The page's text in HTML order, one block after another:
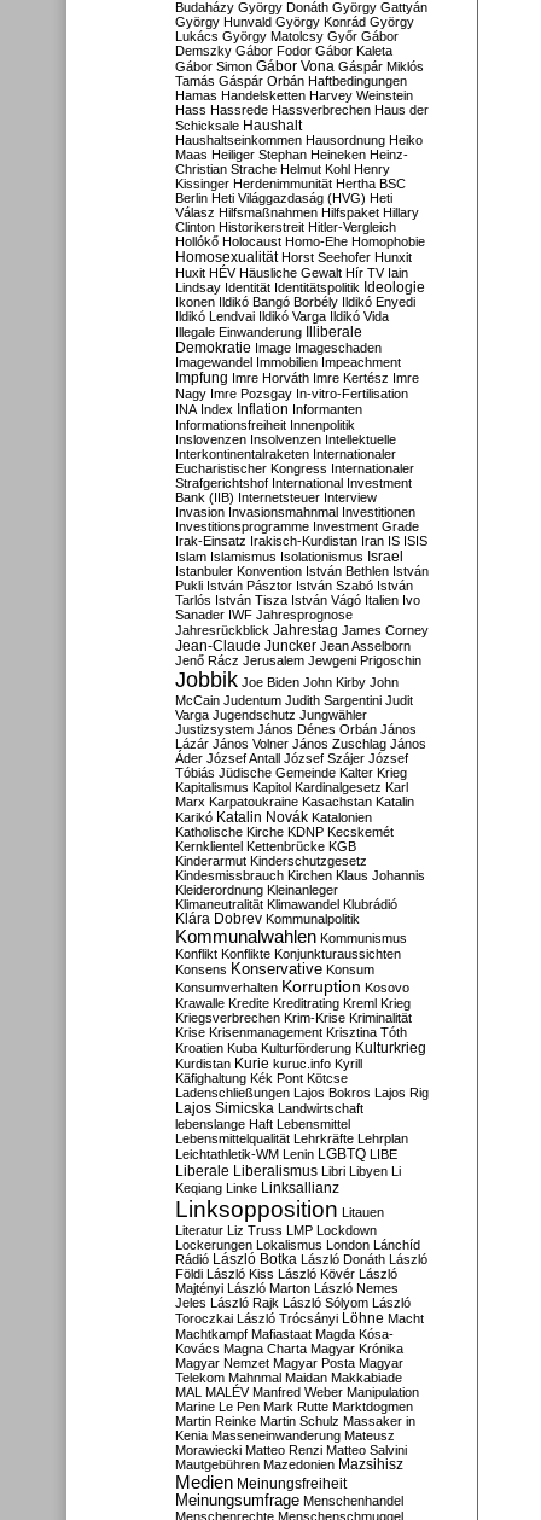
Budaházy György Donáth György Gattyán
György Hunvald György Konrád György
Lukács György Matolcsy Győr Gábor
Demszky Gábor Fodor Gábor Kaleta
Gábor Simon Gábor Vona Gáspár Miklós
Tamás Gáspár Orbán Haftbedingungen
Hamas Handelsketten Harvey Weinstein
Hass Hassrede Hassverbrechen Haus der
Schicksale Haushalt
Haushaltseinkommen Hausordnung Heiko
Maas Heiliger Stephan Heineken Heinz-
Christian Strache Helmut Kohl Henry
Kissinger Herdenimmunität Hertha BSC
Berlin Heti Világgazdaság (HVG) Heti
Válasz Hilfsmaßnahmen Hilfspaket Hillary
Clinton Historikerstreit Hitler-Vergleich
Hollókő Holocaust Homo-Ehe Homophobie
Homosexualität Horst Seehofer Hunxit
Huxit HÉV Häusliche Gewalt Hír TV Iain
Lindsay Identität Identitätspolitik Ideologie
Ikonen Ildikó Bangó Borbély Ildikó Enyedi
Ildikó Lendvai Ildikó Varga Ildikó Vida
Illegale Einwanderung Illiberale
Demokratie Image Imageschaden
Imagewandel Immobilien Impeachment
Impfung Imre Horváth Imre Kertész Imre
Nagy Imre Pozsgay In-vitro-Fertilisation
INA Index Inflation Informanten
Informationsfreiheit Innenpolitik
Inslovenzen Insolvenzen Intellektuelle
Interkontinentalraketen Internationaler
Eucharistischer Kongress Internationaler
Strafgerichtshof International Investment
Bank (IIB) Internetsteuer Interview
Invasion Invasionsmahnmal Investitionen
Investitionsprogramme Investment Grade
Irak-Einsatz Irakisch-Kurdistan Iran IS ISIS
Islam Islamismus Isolationismus Israel
Istanbuler Konvention István Bethlen István
Pukli István Pásztor István Szabó István
Tarlós István Tisza István Vágó Italien Ivo
Sanader IWF Jahresprognose
Jahresrückblick Jahrestag James Corney
Jean-Claude Juncker Jean Asselborn
Jenő Rácz Jerusalem Jewgeni Prigoschin
Jobbik Joe Biden John Kirby John
McCain Judentum Judith Sargentini Judit
Varga Jugendschutz Jungwähler
Justizsystem János Dénes Orbán János
Lázár János Volner János Zuschlag János
Áder József Antall József Szájer József
Tóbiás Jüdische Gemeinde Kalter Krieg
Kapitalismus Kapitol Kardinalgesetz Karl
Marx Karpatoukraine Kasachstan Katalin
Karikó Katalin Novák Katalonien
Katholische Kirche KDNP Kecskemét
Kernklientel Kettenbrücke KGB
Kinderarmut Kinderschutzgesetz
Kindesmissbrauch Kirchen Klaus Johannis
Kleiderordnung Kleinanleger
Klimaneutralität Klimawandel Klubrádió
Klára Dobrev Kommunalpolitik
Kommunalwahlen Kommunismus
Konflikt Konflikte Konjunkturaussichten
Konsens Konservative Konsum
Konsumverhalten Korruption Kosovo
Krawalle Kredite Kreditrating Kreml Krieg
Kriegsverbrechen Krim-Krise Kriminalität
Krise Krisenmanagement Krisztina Tóth
Kroatien Kuba Kulturförderung Kulturkrieg
Kurdistan Kurie kuruc.info Kyrill
Käfighaltung Kék Pont Kötcse
Ladenschließungen Lajos Bokros Lajos Rig
Lajos Simicska Landwirtschaft
lebenslange Haft Lebensmittel
Lebensmittelqualität Lehrkräfte Lehrplan
Leichtathletik-WM Lenin LGBTQ LIBE
Liberale Liberalismus Libri Libyen Li
Keqiang Linke Linksallianz
Linksopposition Litauen
Literatur Liz Truss LMP Lockdown
Lockerungen Lokalismus London Lánchíd
Rádió
László Botka László Donáth László
Földi László Kiss László Kövér László
Majtényi László Marton László Nemes
Jeles László Rajk László Sólyom László
Toroczkai László Trócsányi Löhne Macht
Machtkampf Mafiastaat Magda Kósa-
Kovács Magna Charta Magyar Krónika
Magyar Nemzet Magyar Posta Magyar
Telekom Mahnmal Maidan Makkabiade
MAL MALÉV Manfred Weber Manipulation
Marine Le Pen Mark Rutte Marktdogmen
Martin Reinke Martin Schulz Massaker in
Kenia Masseneinwanderung Mateusz
Morawiecki Matteo Renzi Matteo Salvini
Mautgebühren Mazedonien Mazsihisz
Medien Meinungsfreiheit
Meinungsumfrage Menschenhandel
Menschenrechte Menschenschmuggel